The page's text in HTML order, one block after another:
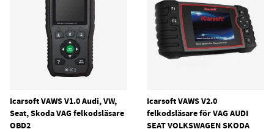
Icarsoft VAWS V1.0 Audi, VW,
Seat, Skoda VAG felkodsläsare
OBD2
Icarsoft VAWS V2.0
felkodsläsare för VAG AUDI
SEAT VOLKSWAGEN SKODA